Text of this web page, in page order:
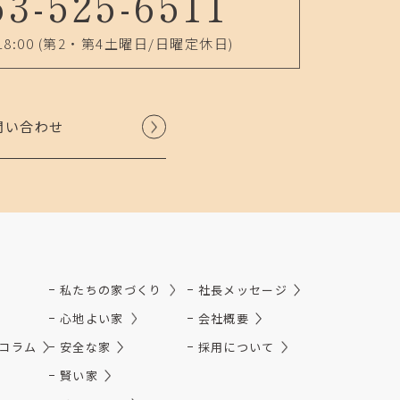
(第2・第4土曜日/日曜定休日)
い合わせ
ラム
私たちの家づくり
心地よい家
安全な家
賢い家
社長メッセージ
会社概要
採用について